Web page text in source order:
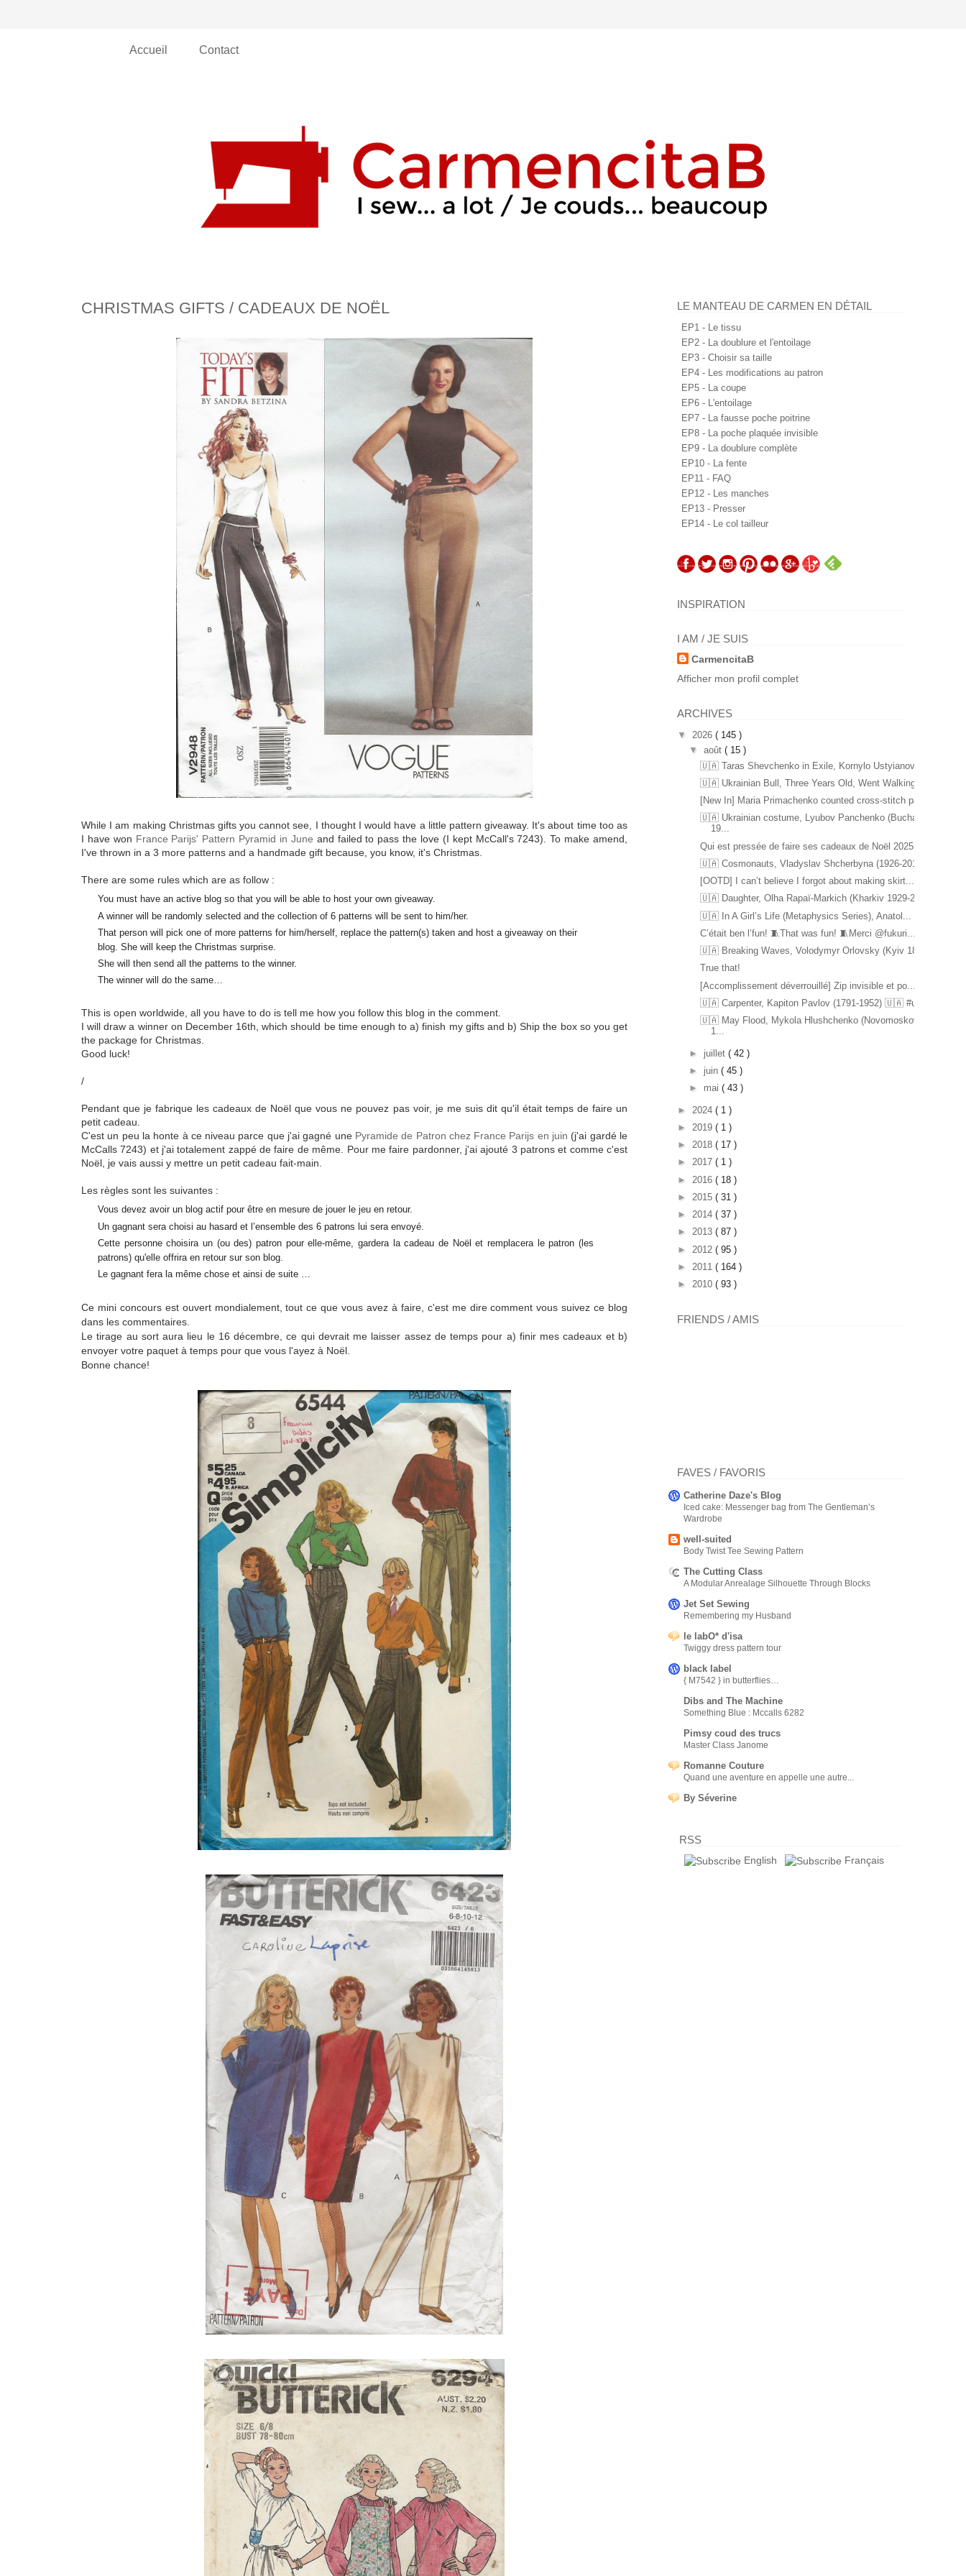
Accueil Contact
CHRISTMAS GIFTS / CADEAUX DE NOËL
While I am making Christmas gifts you cannot see, I thought I would have a little pattern giveaway. It's about time too as
I have won France Parijs' Pattern Pyramid in June and failed to pass the love (I kept McCall's 7243). To make amend,
I've thrown in a 3 more patterns and a handmade gift because, you know, it's Christmas.
There are some rules which are as follow :
You must have an active blog so that you will be able to host your own giveaway.
A winner will be randomly selected and the collection of 6 patterns will be sent to him/her.
That person will pick one of more patterns for him/herself, replace the pattern(s) taken and host a giveaway on their
blog. She will keep the Christmas surprise.
She will then send all the patterns to the winner.
The winner will do the same…
This is open worldwide, all you have to do is tell me how you follow this blog in the comment.
I will draw a winner on December 16th, which should be time enough to a) finish my gifts and b) Ship the box so you get
the package for Christmas.
Good luck!
/
Pendant que je fabrique les cadeaux de Noël que vous ne pouvez pas voir, je me suis dit qu'il était temps de faire un
petit cadeau.
C'est un peu la honte à ce niveau parce que j'ai gagné une Pyramide de Patron chez France Parijs en juin (j'ai gardé le
McCalls 7243) et j'ai totalement zappé de faire de même. Pour me faire pardonner, j'ai ajouté 3 patrons et comme c'est
Noël, je vais aussi y mettre un petit cadeau fait-main.
Les règles sont les suivantes :
Vous devez avoir un blog actif pour être en mesure de jouer le jeu en retour.
Un gagnant sera choisi au hasard et l’ensemble des 6 patrons lui sera envoyé.
Cette personne choisira un (ou des) patron pour elle-même, gardera la cadeau de Noël et remplacera le patron (les
patrons) qu'elle offrira en retour sur son blog.
Le gagnant fera la même chose et ainsi de suite …
Ce mini concours est ouvert mondialement, tout ce que vous avez à faire, c'est me dire comment vous suivez ce blog
dans les commentaires.
Le tirage au sort aura lieu le 16 décembre, ce qui devrait me laisser assez de temps pour a) finir mes cadeaux et b)
envoyer votre paquet à temps pour que vous l'ayez à Noël.
Bonne chance!
LE MANTEAU DE CARMEN EN DÉTAIL
EP1 - Le tissu
EP2 - La doublure et l'entoilage
EP3 - Choisir sa taille
EP4 - Les modifications au patron
EP5 - La coupe
EP6 - L'entoilage
EP7 - La fausse poche poitrine
EP8 - La poche plaquée invisible
EP9 - La doublure complète
EP10 - La fente
EP11 - FAQ
EP12 - Les manches
EP13 - Presser
EP14 - Le col tailleur
INSPIRATION
I AM / JE SUIS
CarmencitaB
Afficher mon profil complet
ARCHIVES
▼ 2026 ( 145 )
▼ août ( 15 )
🇺🇦 Taras Shevchenko in Exile, Kornylo Ustyianovy...
🇺🇦 Ukrainian Bull, Three Years Old, Went Walking...
[New In] Maria Primachenko counted cross-stitch pa...
🇺🇦 Ukrainian costume, Lyubov Panchenko (Bucha
19...
Qui est pressée de faire ses cadeaux de Noël 2025 ...
🇺🇦 Cosmonauts, Vladyslav Shcherbyna (1926-2017) ...
[OOTD] I can’t believe I forgot about making skirt...
🇺🇦 Daughter, Olha Rapaï-Markich (Kharkiv 1929-20...
🇺🇦 In A Girl’s Life (Metaphysics Series), Anatol...
C’était ben l’fun! 🧵That was fun! 🧵Merci @fukuri...
🇺🇦 Breaking Waves, Volodymyr Orlovsky (Kyiv 1842...
True that!
[Accomplissement déverrouillé] Zip invisible et po...
🇺🇦 Carpenter, Kapiton Pavlov (1791-1952) 🇺🇦 #u...
🇺🇦 May Flood, Mykola Hlushchenko (Novomoskovsk
1...
► juillet ( 42 )
► juin ( 45 )
► mai ( 43 )
► 2024 ( 1 )
► 2019 ( 1 )
► 2018 ( 17 )
► 2017 ( 1 )
► 2016 ( 18 )
► 2015 ( 31 )
► 2014 ( 37 )
► 2013 ( 87 )
► 2012 ( 95 )
► 2011 ( 164 )
► 2010 ( 93 )
FRIENDS / AMIS
FAVES / FAVORIS
Catherine Daze's Blog
Iced cake: Messenger bag from The Gentleman’s
Wardrobe
well-suited
Body Twist Tee Sewing Pattern
The Cutting Class
A Modular Anrealage Silhouette Through Blocks
Jet Set Sewing
Remembering my Husband
le labO* d'isa
Twiggy dress pattern tour
black label
{ M7542 } in butterflies…
Dibs and The Machine
Something Blue : Mccalls 6282
Pimsy coud des trucs
Master Class Janome
Romanne Couture
Quand une aventure en appelle une autre...
By Séverine
RSS
English Français